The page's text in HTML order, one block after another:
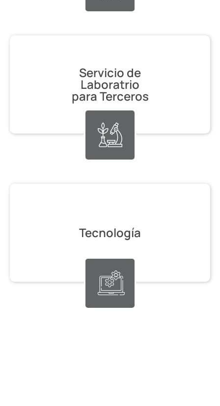
Servicio de
Laboratrio
para Terceros
Tecnología